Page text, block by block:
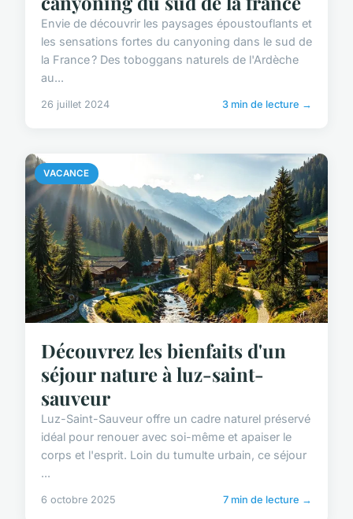
Envie de découvrir les paysages époustouflants et
les sensations fortes du canyoning dans le sud de
la France ? Des toboggans naturels de l'Ardèche
au...
26 juillet 2024 3 min de lecture →
VACANCE
Découvrez les bienfaits d'un
séjour nature à luz-saint-
sauveur
Luz-Saint-Sauveur offre un cadre naturel préservé
idéal pour renouer avec soi-même et apaiser le
corps et l'esprit. Loin du tumulte urbain, ce séjour
...
6 octobre 2025 7 min de lecture →